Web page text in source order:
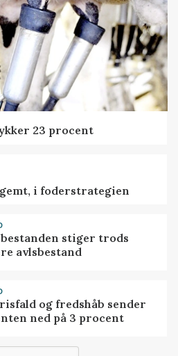
23 procent
i foderstrategien
stiger trods
avlsbestand
og fredshåb sender
ned på 3 procent